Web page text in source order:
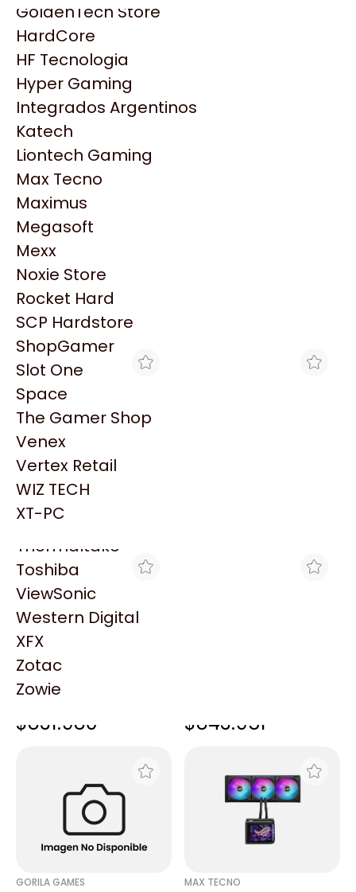
HP
HyperX
INNO3D
Intel
Kingston
Lenovo
Logitech
MSI
NVIDIA GeForce
NZXT
PNY
Palit
Philips
PowerColor
Razer
Redragon
Samsung
Sandisk
Sapphire
Seagate
Sentey
Solarmax
Thermaltake
Toshiba
ViewSonic
Western Digital
XFX
Zotac
Zowie
GoldenTech Store
HardCore
HF Tecnologia
Hyper Gaming
Integrados Argentinos
Katech
Liontech Gaming
Max Tecno
Maximus
Megasoft
Mexx
Noxie Store
Rocket Hard
SCP Hardstore
ShopGamer
Slot One
Space
The Gamer Shop
Venex
Vertex Retail
WIZ TECH
XT-PC
Productos
Similares
Explorá más productos similares
BLACK
COOLER CPU ASUS ROG
WHITE EDITION WATER
$847.634
COOLER CPU ASUS ROG
WATER COOLER
$831.980 WATER COOLER
$843.951
GORILA GAMES MAX TECNO